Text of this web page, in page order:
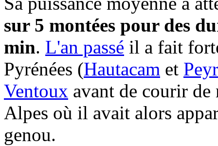
sur 5 montées pour des
min. L'an passé il a fait
Pyrénées (Hautacam et
Ventoux avant de courir de
Alpes où il avait alors
genou.